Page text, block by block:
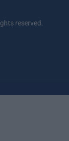
reserved.